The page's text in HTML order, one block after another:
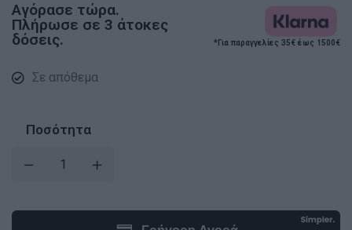
Αγόρασε τώρα.
Πλήρωσε σε 3 άτοκες
δόσεις.
*Για παραγγελίες 35€ έως 1500€
Σε απόθεμα
Ποσότητα